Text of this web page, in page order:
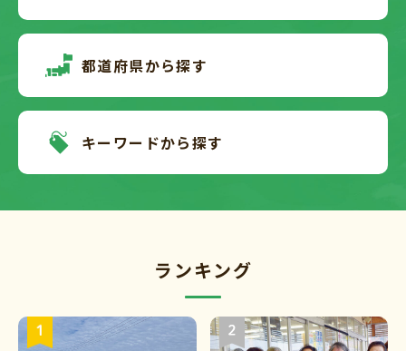
都道府県から探す
キーワードから探す
ランキング